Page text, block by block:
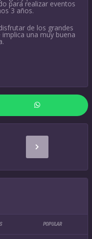
para realizar eventos
3 años.
de los grandes
una muy buena
POPULAR